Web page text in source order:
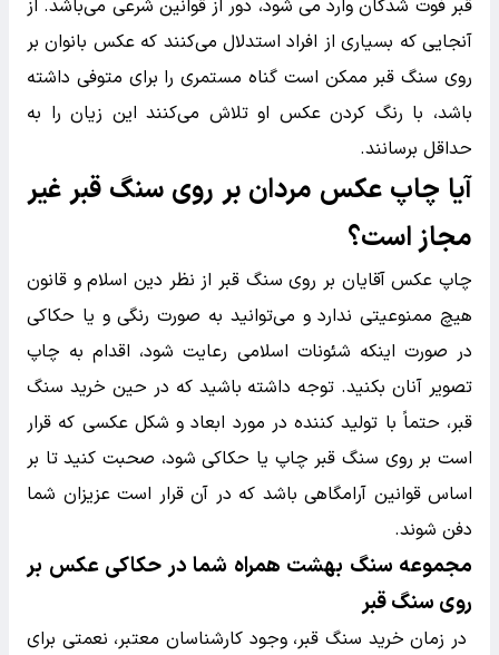
قبر فوت شدگان وارد می شود، دور از قوانین شرعی می‌باشد. از
آنجایی که بسیاری از افراد استدلال می‌کنند که عکس بانوان بر
روی سنگ قبر ممکن است گناه مستمری را برای متوفی داشته
باشد، با رنگ کردن عکس او تلاش می‌کنند این زیان را به
حداقل برسانند.
آیا چاپ عکس مردان بر روی سنگ قبر غیر
مجاز است؟
چاپ عکس آقایان بر روی سنگ قبر از نظر دین اسلام و قانون
هیچ ممنوعیتی ندارد و می‌توانید به صورت رنگی و یا حکاکی
در صورت اینکه شئونات اسلامی رعایت شود، اقدام به چاپ
تصویر آنان بکنید. توجه داشته باشید که در حین خرید سنگ
قبر، حتماً با تولید کننده در مورد ابعاد و شکل عکسی که قرار
است بر روی سنگ قبر چاپ یا حکاکی شود، صحبت کنید تا بر
اساس قوانین آرامگاهی باشد که در آن قرار است عزیزان شما
دفن شوند.
مجموعه سنگ بهشت همراه شما در حکاکی عکس بر
روی سنگ قبر
در زمان خرید سنگ قبر، وجود کارشناسان معتبر، نعمتی برای